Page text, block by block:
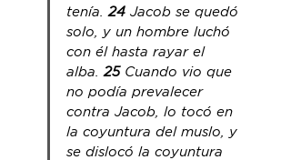
tenía. 24 Jacob se quedó
solo, y un hombre luchó
con él hasta rayar el
alba. 25 Cuando vio que
no podía prevalecer
contra Jacob, lo tocó en
la coyuntura del muslo, y
se dislocó la coyuntura